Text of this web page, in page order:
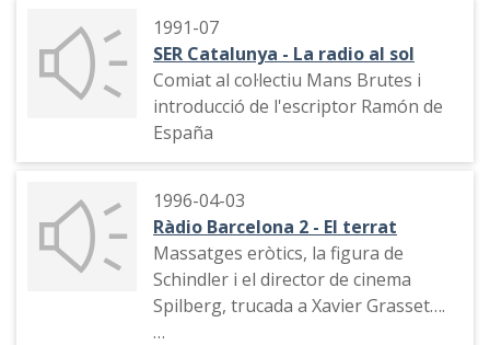
1991-07
SER Catalunya - La radio al sol
Comiat al col·lectiu Mans Brutes i
introducció de l'escriptor Ramón de
España
1996-04-03
Ràdio Barcelona 2 - El terrat
Massatges eròtics, la figura de
Schindler i el director de cinema
Spilberg, trucada a Xavier Grasset….